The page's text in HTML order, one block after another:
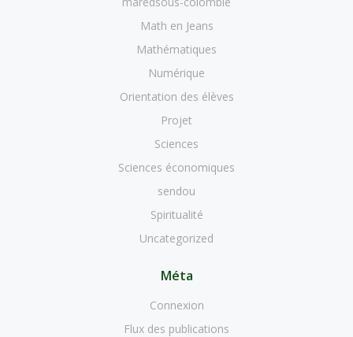
Math en Jeans
Mathématiques
Numérique
Orientation des élèves
Projet
Sciences
Sciences économiques
sendou
Spiritualité
Uncategorized
Méta
Connexion
Flux des publications